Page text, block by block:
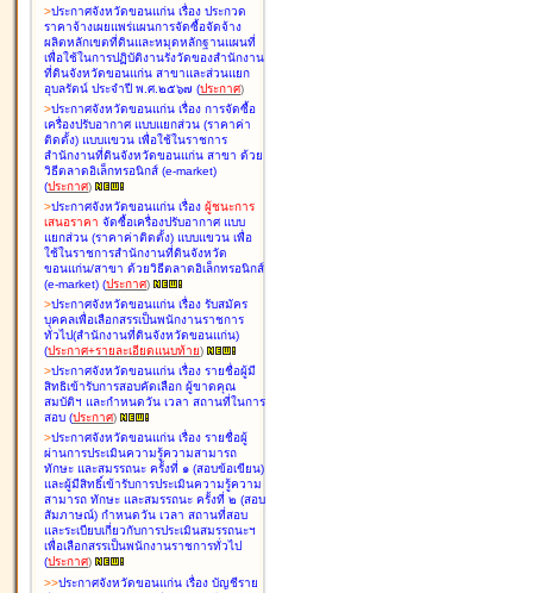
>ประกาศจังหวัดขอนแก่น เรื่อง ประกวด
ราคาจ้างเผยแพร่แผนการจัดซื้อจัดจ้าง
ผลิตหลักเขตที่ดินและหมุดหลักฐานแผนที่
เพื่อใช้ในการปฏิบัติงานรังวัดของสำนักงาน
ที่ดินจังหวัดขอนแก่น สาขาและส่วนแยก
อุบลรัตน์ ประจำปี พ.ศ.๒๕๖๗ (ประกาศ)
>ประกาศจังหวัดขอนแก่น เรื่อง การจัดซื้อ
เครื่องปรับอากาศ แบบแยกส่วน (ราคาค่า
ติดตั้ง) แบบแขวน เพื่อใช้ในราชการ
สำนักงานที่ดินจังหวัดขอนแก่น สาขา ด้วย
วิธีตลาดอิเล็กทรอนิกส์ (e-market)
(ประกาศ)
>ประกาศจังหวัดขอนแก่น เรื่อง ผู้ชนะการ
เสนอราคา จัดซื้อเครื่องปรับอากาศ แบบ
แยกส่วน (ราคาค่าติดตั้ง) แบบแขวน เพื่อ
ใช้ในราชการสำนักงานที่ดินจังหวัด
ขอนแก่น/สาขา ด้วยวิธีตลาดอิเล็กทรอนิกส์
(e-market) (ประกาศ)
>ประกาศจังหวัดขอนแก่น เรื่อง รับสมัคร
บุคคลเพื่อเลือกสรรเป็นพนักงานราชการ
ทั่วไป(สำนักงานที่ดินจังหวัดขอนแก่น)
(ประกาศ+รายละเอียดแนบท้าย)
>ประกาศจังหวัดขอนแก่น เรื่อง รายชื่อผู้มี
สิทธิเข้ารับการสอบคัดเลือก ผู้ขาดคุณ
สมบัติฯ และกำหนดวัน เวลา สถานที่ในการ
สอบ (ประกาศ)
>ประกาศจังหวัดขอนแก่น เรื่อง รายชื่อผู้
ผ่านการประเมินความรู้ความสามารถ
ทักษะ และสมรรถนะ ครั้งที่ ๑ (สอบข้อเขียน)
และผู้มีสิทธิ์เข้ารับการประเมินความรู้ความ
สามารถ ทักษะ และสมรรถนะ ครั้งที่ ๒ (สอบ
สัมภาษณ์) กำหนดวัน เวลา สถานที่สอบ
และระเบียบเกี่ยวกับการประเมินสมรรถนะฯ
เพื่อเลือกสรรเป็นพนักงานราชการทั่วไป
(ประกาศ)
>>ประกาศจังหวัดขอนแก่น เรื่อง บัญชีราย